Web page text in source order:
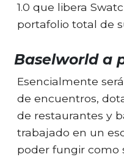
1.0 que libera
portafolio total de
Baselworld a
Esencialmente
de encuentros,
de restaurantes y
trabajado en un
poder fungir como